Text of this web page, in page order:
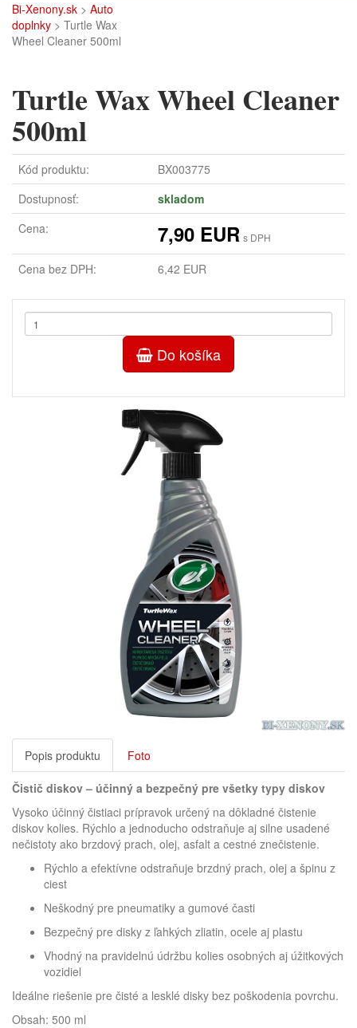
Bi-Xenony.sk > Auto
doplnky > Turtle Wax
Wheel Cleaner 500ml
Turtle Wax Wheel Cleaner
500ml
Kód produktu:
BX003775
Dostupnosť:
skladom
Cena:
7,90 EUR s DPH
Cena bez DPH: 6,42 EUR
Do košíka
Popis produktu Foto
Čistič diskov – účinný a bezpečný pre všetky typy diskov
Vysoko účinný čistiaci prípravok určený na dôkladné čistenie
diskov kolies. Rýchlo a jednoducho odstraňuje aj silne usadené
nečistoty ako brzdový prach, olej, asfalt a cestné znečistenie.
Rýchlo a efektívne odstraňuje brzdný prach, olej a špinu z
ciest
Neškodný pre pneumatiky a gumové časti
Bezpečný pre disky z ľahkých zliatin, ocele aj plastu
Vhodný na pravidelnú údržbu kolies osobných aj úžitkových
vozidiel
Ideálne riešenie pre čisté a lesklé disky bez poškodenia povrchu.
Obsah: 500 ml